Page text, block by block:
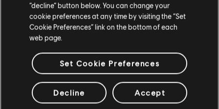
“decline” button below. You can change your
cookie preferences at any time by visiting the “Set
Cookie Preferences” link on the bottom of each
web page.
Set Cookie Preferences
Decline Accept